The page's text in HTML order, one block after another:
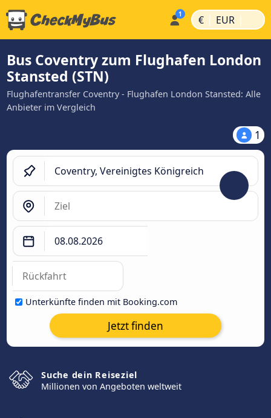
€ | EUR |
Bus Coventry zum Flughafen London
Stansted (STN)
Flughafentransfer Coventry - Flughafen London Stansted: Alle
Anbieter im Vergleich
1
Unterkünfte finden mit Booking.com
Jetzt finden
Suche dein Reiseziel
Millionen von Angeboten weltweit